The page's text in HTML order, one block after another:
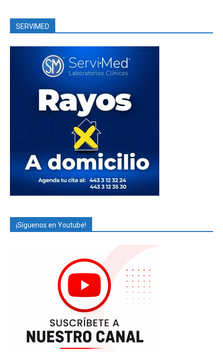
SERVIMED
¡Síguenos en Youtube!